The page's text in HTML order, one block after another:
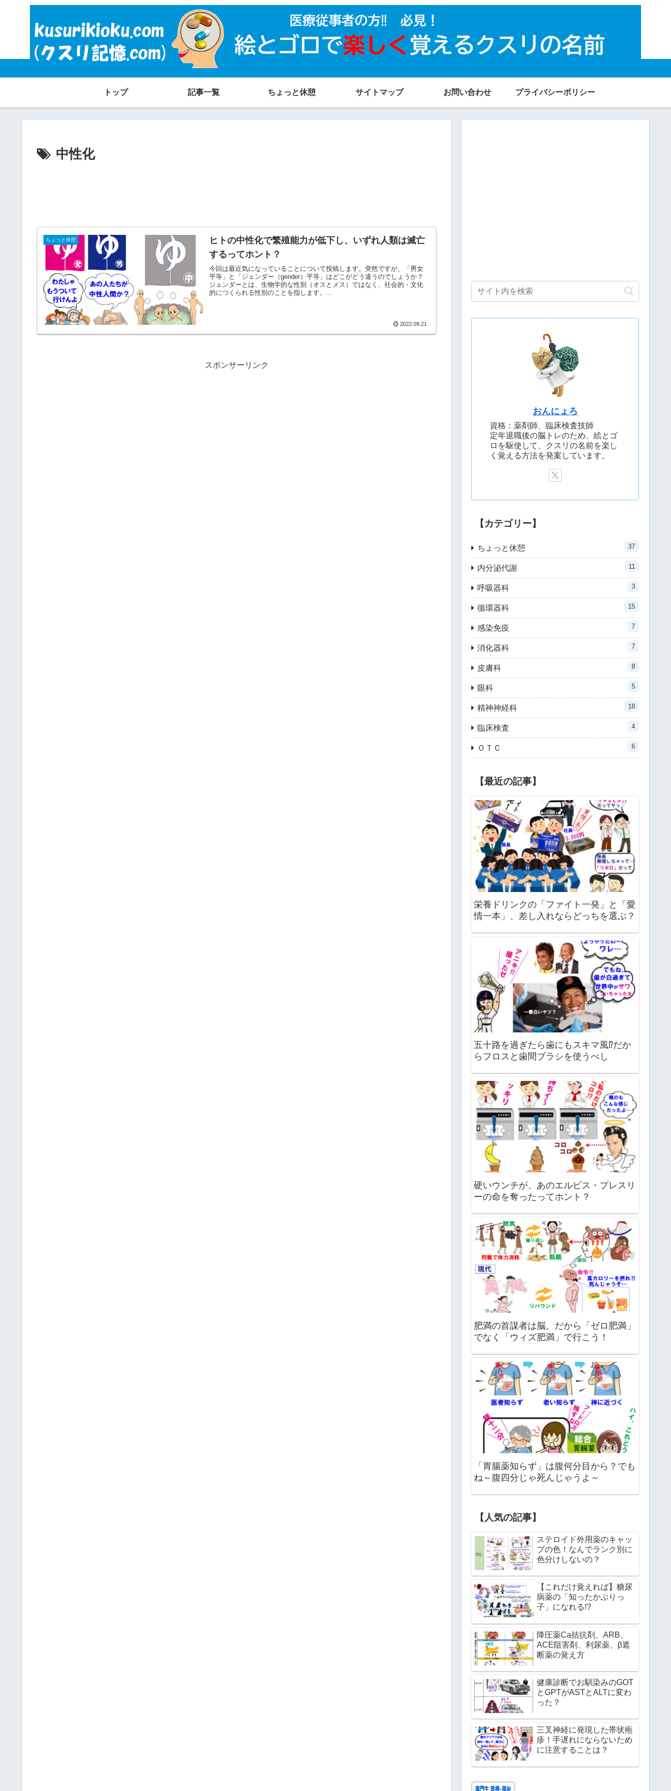
トップ 記事一覧 ちょっと休憩 サイトマップ お問い合わせ プライバシーポリシー
中性化
ちょっと休憩
ヒトの中性化で繁殖能力が低下し、いずれ人類は滅亡
するってホント？
今回は最近気になっていることについて投稿します。突然ですが、「男女
平等」と「ジェンダー（gender）平等」はどこがどう違うのでしょうか？
ジェンダーとは、生物学的な性別（オスとメス）ではなく、社会的・文化
的につくられる性別のことを指します。...
2022.09.21
スポンサーリンク
おんにょろ
資格：薬剤師、臨床検査技師
定年退職後の脳トレのため、絵とゴ
ロを駆使して、クスリの名前を楽し
く覚える方法を発案しています。
【カテゴリー】
ちょっと休憩 37
内分泌代謝 11
呼吸器科 3
循環器科 15
感染免疫 7
消化器科 7
皮膚科 8
眼科 5
精神神経科 18
臨床検査 4
ＯＴＣ 6
【最近の記事】
栄養ドリンクの「ファイト一発」と「愛
情一本」、差し入れならどっちを選ぶ？
五十路を過ぎたら歯にもスキマ風⁉だか
らフロスと歯間ブラシを使うべし
硬いウンチが、あのエルビス・プレスリ
ーの命を奪ったってホント？
肥満の首謀者は脳。だから「ゼロ肥満」
でなく「ウィズ肥満」で行こう！
「胃腸薬知らず」は腹何分目から？でも
ね～腹四分じゃ死んじゃうよ～
【人気の記事】
ステロイド外用薬のキャッ
プの色！なんでランク別に
色分けしないの？
【これだけ覚えれば】糖尿
病薬の「知ったかぶりっ
子」になれる!?
降圧薬Ca拮抗剤、ARB、
ACE阻害剤、利尿薬、β遮
断薬の覚え方
健康診断でお馴染みのGOT
とGPTがASTとALTに変わ
った？
三叉神経に発現した帯状疱
疹！手遅れにならないため
に注意することは？